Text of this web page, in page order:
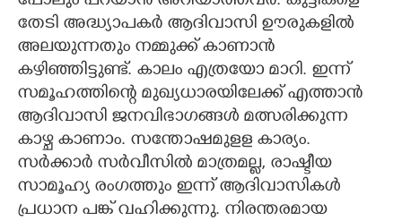
തേടി അദ്ധ്യാപകർ ആദിവാസി ഊരുകളിൽ
അലയുന്നതും നമ്മുക്ക് കാണാൻ
കഴിഞ്ഞിട്ടുണ്ട്. കാലം എത്രയോ മാറി. ഇന്ന്
സമൂഹത്തിന്റെ മുഖ്യധാരയിലേക്ക് എത്താൻ
ആദിവാസി ജനവിഭാഗങ്ങൾ മത്സരിക്കുന്ന
കാഴ്ച കാണാം. സന്തോഷമുളള കാര്യം.
സർക്കാർ സർവീസിൽ മാത്രമല്ല, രാഷ്ട‌ീയ
സാമൂഹ്യ രംഗത്തും ഇന്ന് ആദിവാസികൾ
പ്രധാന പങ്ക് വഹിക്കുന്നു. നിരന്തരമായ